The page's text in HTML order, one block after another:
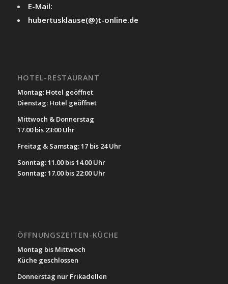
E-Mail:
hubertusklause(@)t-online.de
HOTEL-RESTAURANT
Montag: Hotel geöffnet
Dienstag: Hotel geöffnet
Mittwoch & Donnerstag
17.00 bis 23:00 Uhr
Freitag & Samstag: 17 bis 24 Uhr
Sonntag: 11.00 bis 14.00 Uhr
Sonntag: 17.00 bis 22:00 Uhr
ÖFFNUNGSZEITEN-KÜCHE
Montag bis Mittwoch
Küche geschlossen
Donnerstag nur Frikadellen